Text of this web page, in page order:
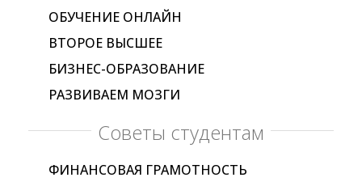
ОБУЧЕНИЕ ОНЛАЙН
ВТОРОЕ ВЫСШЕЕ
БИЗНЕС-ОБРАЗОВАНИЕ
РАЗВИВАЕМ МОЗГИ
Советы студентам
ФИНАНСОВАЯ ГРАМОТНОСТЬ